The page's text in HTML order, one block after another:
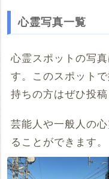
※「共有HTML」はパソ
例：<iframe
pb=******"
コメント
心霊写真一覧
心霊スポットの写
す。このスポット
持ちの方はぜひ投稿
芸能人や一般人の
ることができます。